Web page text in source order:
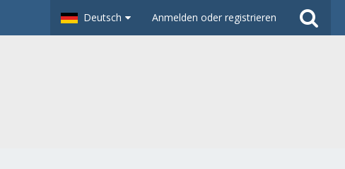
Deutsch Anmelden oder registrieren